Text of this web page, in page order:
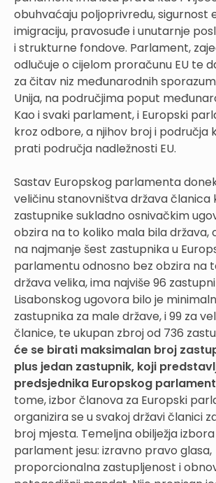
obuhvaćaju poljoprivredu, sigurnost
imigraciju, pravosuđe i unutarnje
i strukturne fondove. Parlament,
odlučuje o cijelom proračunu EU te
za čitav niz međunarodnih
Unija, na područjima poput
Kao i svaki parlament, i Europski
kroz odbore, a njihov broj i područja
prati područja nadležnosti EU.
Sastav Europskog parlamenta
veličinu stanovništva država članica
zastupnike sukladno osnivačkim
obzira na to koliko mala bila država,
na najmanje šest zastupnika u
parlamentu odnosno bez obzira na
država velika, ima najviše 96
Lisabonskog ugovora bilo je
zastupnika za male države, i 99 za
članice, te ukupan zbroj od 736
će se birati maksimalan broj
plus jedan zastupnik, koji
predsjednika Europskog
tome, izbor članova za Europski
organizira se u svakoj državi članici
broj mjesta. Temeljna obilježja
parlament jesu: izravno pravo glasa,
proporcionalna zastupljenost i